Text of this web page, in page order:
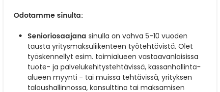
Odotamme sinulta:
Senioriosaajana sinulla on vahva 5-10 vuoden
tausta yritysmaksuliikenteen työtehtävistä. Olet
työskennellyt esim. toimialueen vastaavanlaisissa
tuote- ja palvelukehitystehtävissä, kassanhallinta-
alueen myynti - tai muissa tehtävissä, yrityksen
taloushallinnossa, konsulttina tai maksamisen